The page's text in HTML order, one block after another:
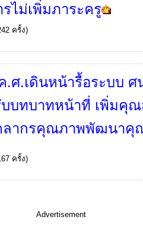
ไม่เพิ่มภาระครู
ครั้ง)
.ศ.เดินหน้ารื้อระบบ ศ
บทบาทหน้าที่ เพิ่มคุ
ลากรคุณภาพพัฒนาคุ
ครั้ง)
Advertisement